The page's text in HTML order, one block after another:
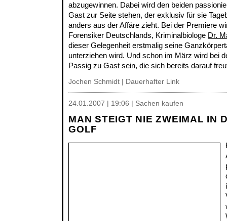
abzugewinnen. Dabei wird den beiden
Gast zur Seite stehen, der exklusiv für sie
anders aus der Affäre zieht. Bei der Premiere
Forensiker Deutschlands, Kriminalbiologe Dr.
dieser Gelegenheit erstmalig seine
unterziehen wird. Und schon im März wird bei
Passig zu Gast sein, die sich bereits darauf
Jochen Schmidt Dauerhafter Link
24.01.2007 | 19:06 | Sachen kaufen
MAN STEIGT NIE ZWEIMAL IN
GOLF